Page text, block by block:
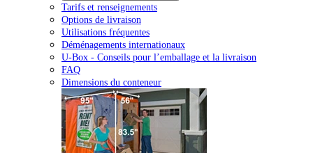
Tarifs et renseignements
Options de livraison
Utilisations fréquentes
Déménagements internationaux
U-Box - Conseils pour l’emballage et la livraison
FAQ
Dimensions du conteneur